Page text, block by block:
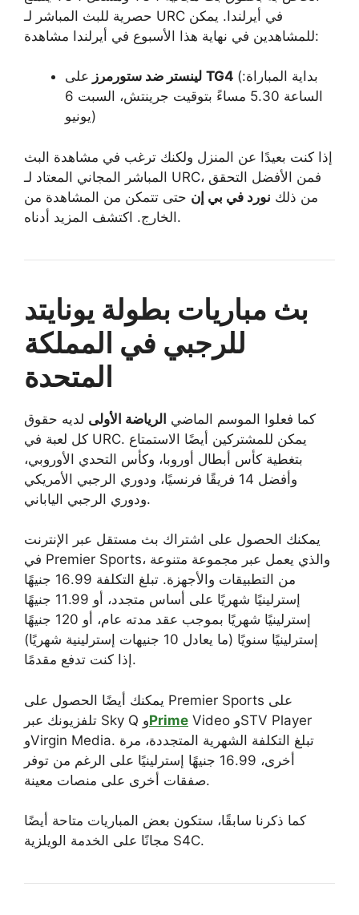
حصرية للبث المباشر لـ URC في أيرلندا. يمكن
للمشاهدين في نهاية هذا الأسبوع في أيرلندا مشاهدة:
لينستر ضد ستورمرز TG4 (بداية المباراة:
الساعة 5.30 مساءً بتوقيت جرينتش، السبت 6
يونيو)
إذا كنت بعيدًا عن المنزل ولكنك ترغب في مشاهدة البث
المباشر المجاني المعتاد لـ URC، فمن الأفضل التحقق
من ذلك نورد في بي إن حتى تتمكن من المشاهدة من
الخارج. اكتشف المزيد أدناه.
بث مباريات بطولة يونايتد
للرجبي في المملكة
المتحدة
كما فعلوا الموسم الماضي الرياضة الأولى لديه حقوق
كل لعبة في URC. يمكن للمشتركين أيضًا الاستمتاع
بتغطية كأس أبطال أوروبا، وكأس التحدي الأوروبي،
وأفضل 14 فريقًا فرنسيًا، ودوري الرجبي الأمريكي
ودوري الرجبي الياباني.
يمكنك الحصول على اشتراك بث مستقل عبر الإنترنت
في Premier Sports، والذي يعمل عبر مجموعة متنوعة
من التطبيقات والأجهزة. تبلغ التكلفة 16.99 جنيهًا
إسترلينيًا شهريًا على أساس متجدد، أو 11.99 جنيهًا
إسترلينيًا شهريًا بموجب عقد مدته عام، أو 120 جنيهًا
إسترلينيًا سنويًا (ما يعادل 10 جنيهات إسترلينية شهريًا)
إذا كنت تدفع مقدمًا.
يمكنك أيضًا الحصول على Premier Sports على
تلفزيونك عبر Sky Q وPrime Video وSTV Player
وVirgin Media. تبلغ التكلفة الشهرية المتجددة، مرة
أخرى، 16.99 جنيهًا إسترلينيًا على الرغم من توفر
صفقات أخرى على منصات معينة.
كما ذكرنا سابقًا، ستكون بعض المباريات متاحة أيضًا
مجانًا على الخدمة الويلزية S4C.